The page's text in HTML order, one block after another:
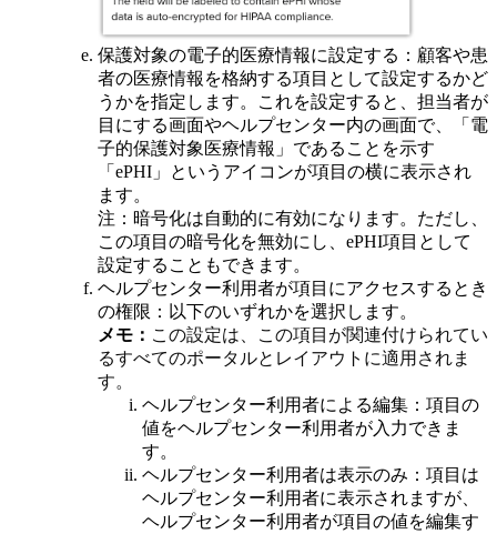
保護対象の電子的医療情報に設定する：顧客や患
者の医療情報を格納する項目として設定するかど
うかを指定します。これを設定すると、担当者が
目にする画面やヘルプセンター内の画面で、「電
子的保護対象医療情報」であることを示す
「ePHI」というアイコンが項目の横に表示され
ます。
注：暗号化は自動的に有効になります。ただし、
この項目の暗号化を無効にし、ePHI項目として
設定することもできます。
ヘルプセンター利用者が項目にアクセスするとき
の権限：以下のいずれかを選択します。
メモ： この設定は、この項目が関連付けられてい
るすべてのポータルとレイアウトに適用されま
す。
ヘルプセンター利用者による編集： 項目の
値をヘルプセンター利用者が入力できま
す。
ヘルプセンター利用者は表示のみ： 項目は
ヘルプセンター利用者に表示されますが、
ヘルプセンター利用者が項目の値を編集す